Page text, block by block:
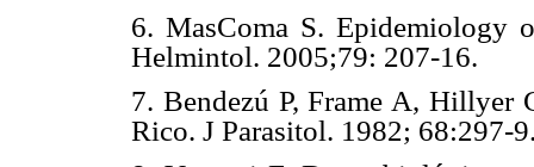
6. MasComa S. Epidemiology
Helmintol. 2005;79: 207-16.
7. Bendezú P, Frame A, Hillyer
Rico. J Parasitol. 1982; 68:297-